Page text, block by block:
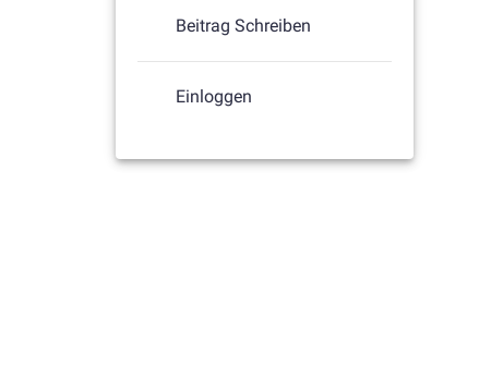
Beitrag Schreiben
Einloggen